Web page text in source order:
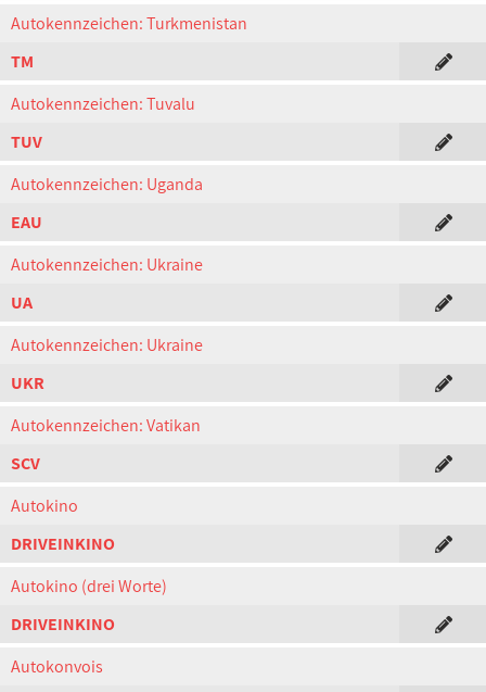
Autokennzeichen: Turkmenistan
TM
Autokennzeichen: Tuvalu
TUV
Autokennzeichen: Uganda
EAU
Autokennzeichen: Ukraine
UA
Autokennzeichen: Ukraine
UKR
Autokennzeichen: Vatikan
SCV
Autokino
DRIVEINKINO
Autokino (drei Worte)
DRIVEINKINO
Autokonvois